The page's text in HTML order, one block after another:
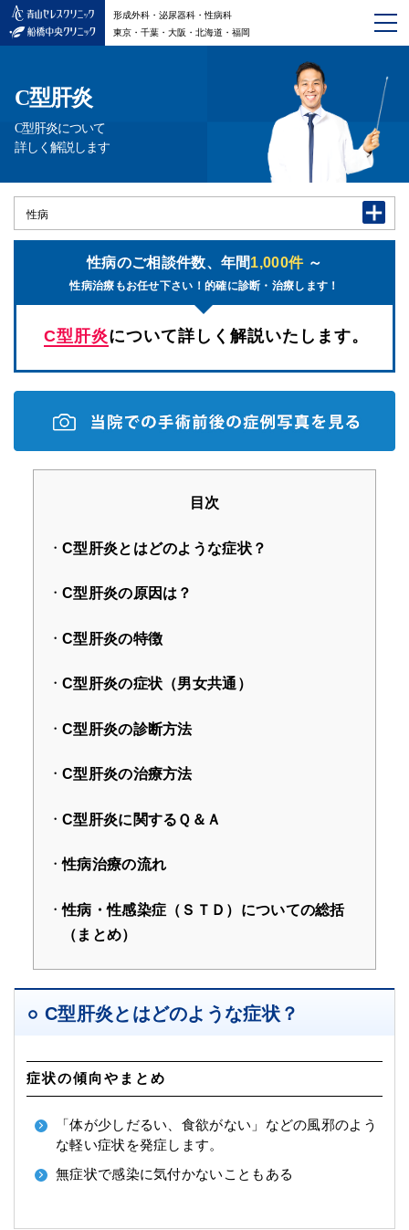
形成外科・泌尿器科・性病科
東京・千葉・大阪・北海道・福岡
C型肝炎
C型肝炎について
詳しく解説します
性病
性病のご相談件数、年間1,000件～
性病治療もお任せ下さい！的確に診断・治療します！
C型肝炎について詳しく解説いたします。
目次
C型肝炎とはどのような症状？
C型肝炎の原因は？
C型肝炎の特徴
C型肝炎の症状（男女共通）
C型肝炎の診断方法
C型肝炎の治療方法
C型肝炎に関するＱ＆Ａ
性病治療の流れ
性病・性感染症（ＳＴＤ）についての総括
（まとめ）
C型肝炎とはどのような症状？
症状の傾向やまとめ
「体が少しだるい、食欲がない」などの風邪のよう
な軽い症状を発症します。
無症状で感染に気付かないこともある